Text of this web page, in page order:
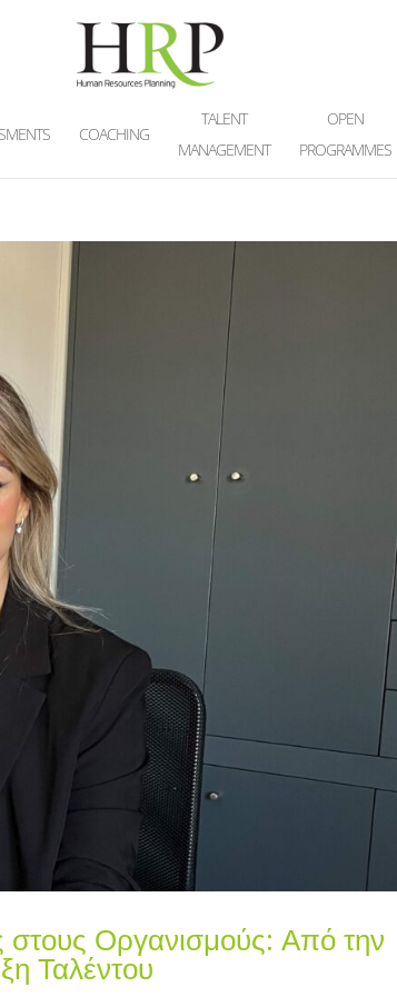
COACHING
TALENT
MANAGEMENT
OPEN
PROGRAMMES
στους Οργανισμούς: Από την
Ταλέντου